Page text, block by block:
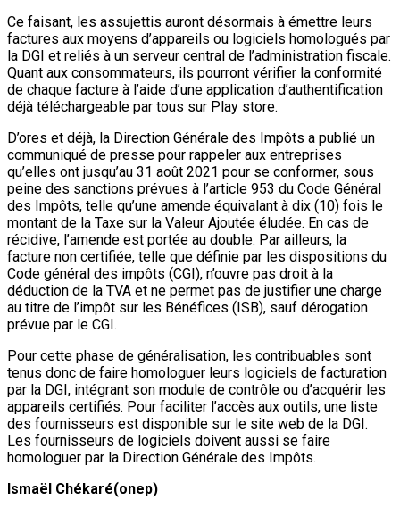
Ce faisant, les assujettis auront désormais à émettre leurs
factures aux moyens d’appareils ou logiciels homologués par
la DGI et reliés à un serveur central de l’administration fiscale.
Quant aux consommateurs, ils pourront vérifier la conformité
de chaque facture à l’aide d’une application d’authentification
déjà téléchargeable par tous sur Play store.
D’ores et déjà, la Direction Générale des Impôts a publié un
communiqué de presse pour rappeler aux entreprises
qu’elles ont jusqu’au 31 août 2021 pour se conformer, sous
peine des sanctions prévues à l’article 953 du Code Général
des Impôts, telle qu’une amende équivalant à dix (10) fois le
montant de la Taxe sur la Valeur Ajoutée éludée. En cas de
récidive, l’amende est portée au double. Par ailleurs, la
facture non certifiée, telle que définie par les dispositions du
Code général des impôts (CGI), n’ouvre pas droit à la
déduction de la TVA et ne permet pas de justifier une charge
au titre de l’impôt sur les Bénéfices (ISB), sauf dérogation
prévue par le CGI.
Pour cette phase de généralisation, les contribuables sont
tenus donc de faire homologuer leurs logiciels de facturation
par la DGI, intégrant son module de contrôle ou d’acquérir les
appareils certifiés. Pour faciliter l’accès aux outils, une liste
des fournisseurs est disponible sur le site web de la DGI.
Les fournisseurs de logiciels doivent aussi se faire
homologuer par la Direction Générale des Impôts.
Ismaël Chékaré(onep)